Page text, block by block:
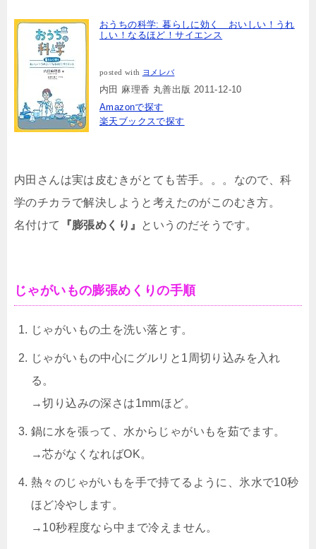
おうちの科学: 暮らしに効く おいしい！うれ
しい！なるほど！サイエンス
posted with ヨメレバ
内田 麻理香 丸善出版 2011-12-10
Amazonで探す
楽天ブックスで探す
内田さんは実は皮むきがとても苦手。。。なので、科
学のチカラで解決しようと考えたのがこのむき方。
名付けて
『膨張めくり』 というのだそうです。
じゃがいもの膨張めくりの手順
じゃがいもの土を洗い落とす。
じゃがいもの中心にグルリと1周切り込みを入れ
る。
→切り込みの深さは1mmほど。
鍋に水を張って、水からじゃがいもを茹でます。
→芯がなくなればOK。
熱々のじゃがいもを手で持てるように、氷水で10秒
ほど冷やします。
→10秒程度なら中まで冷えません。